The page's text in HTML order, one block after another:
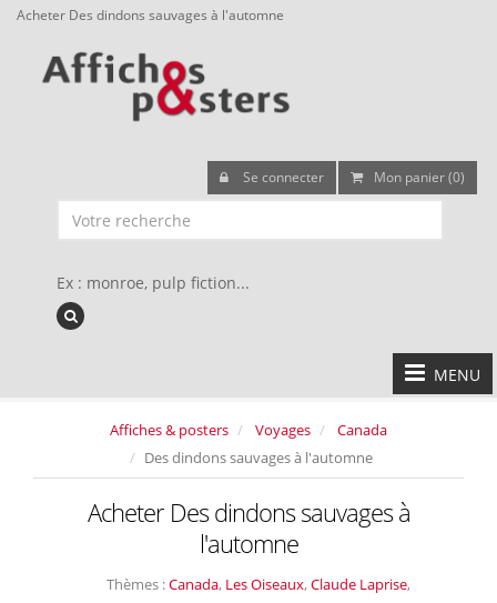
Acheter Des dindons sauvages à l'automne
Se connecter Mon panier (0)
Ex : monroe, pulp fiction...
MENU
Affiches & posters Voyages
Canada
Des dindons sauvages à l'automne
Acheter Des dindons sauvages à
l'automne
Thèmes :Canada, Les Oiseaux, Claude Laprise,